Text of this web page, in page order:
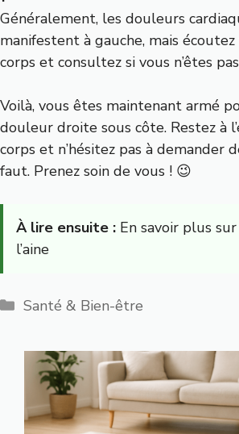
Généralement, les douleurs
manifestent à gauche, mais
corps et consultez si vous n’êtes
Voilà, vous êtes maintenant armé
douleur droite sous côte. Restez à
corps et n’hésitez pas à demander
faut. Prenez soin de vous ! 😉
À lire ensuite : En savoir plus
l’aine
Catégories
Santé & Bien-être